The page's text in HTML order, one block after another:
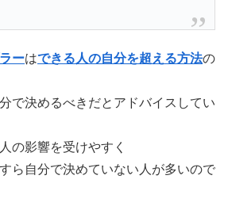
ーはできる人の自分を超える方法の
で決めるべきだとアドバイスしてい
の影響を受けやすく
ら自分で決めていない人が多いので